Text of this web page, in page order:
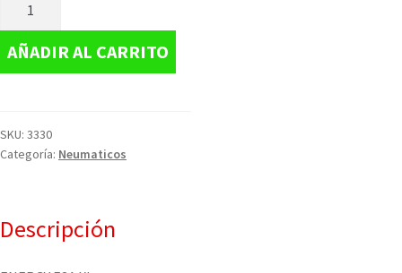
AÑADIR AL CARRITO
SKU: 3330
Categoría: Neumaticos
Descripción